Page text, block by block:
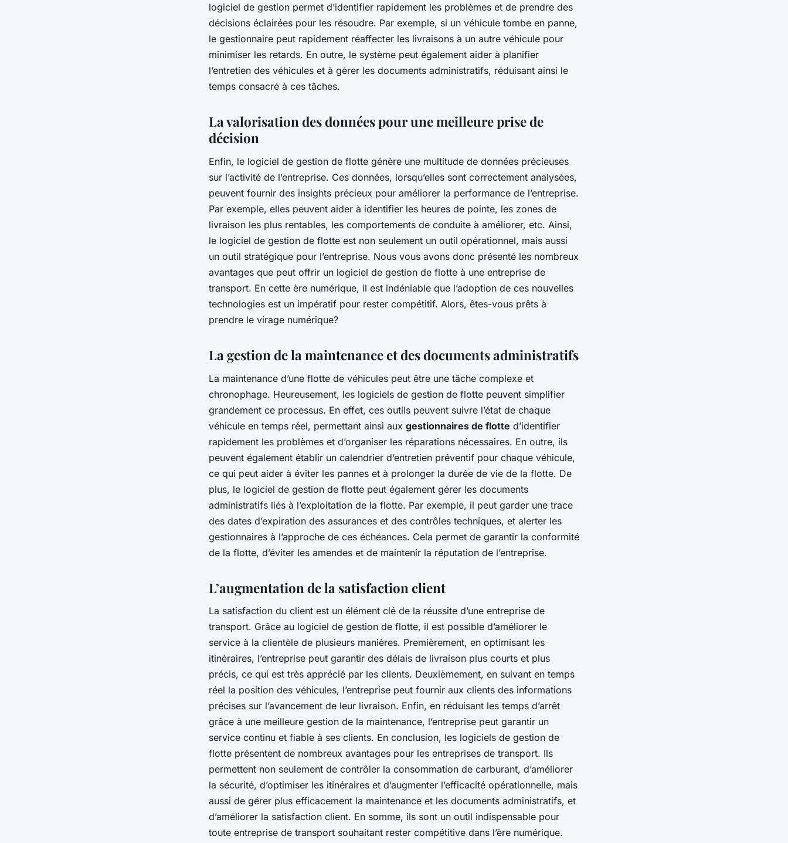
logiciel de gestion permet d’identifier rapidement les problèmes et de prendre des
décisions éclairées pour les résoudre. Par exemple, si un véhicule tombe en panne,
le gestionnaire peut rapidement réaffecter les livraisons à un autre véhicule pour
minimiser les retards. En outre, le système peut également aider à planifier
l’entretien des véhicules et à gérer les documents administratifs, réduisant ainsi le
temps consacré à ces tâches.
La valorisation des données pour une meilleure prise de
décision
Enfin, le logiciel de gestion de flotte génère une multitude de données précieuses
sur l’activité de l’entreprise. Ces données, lorsqu’elles sont correctement analysées,
peuvent fournir des insights précieux pour améliorer la performance de l’entreprise.
Par exemple, elles peuvent aider à identifier les heures de pointe, les zones de
livraison les plus rentables, les comportements de conduite à améliorer, etc. Ainsi,
le logiciel de gestion de flotte est non seulement un outil opérationnel, mais aussi
un outil stratégique pour l’entreprise. Nous vous avons donc présenté les nombreux
avantages que peut offrir un logiciel de gestion de flotte à une entreprise de
transport. En cette ère numérique, il est indéniable que l’adoption de ces nouvelles
technologies est un impératif pour rester compétitif. Alors, êtes-vous prêts à
prendre le virage numérique?
La gestion de la maintenance et des documents administratifs
La maintenance d’une flotte de véhicules peut être une tâche complexe et
chronophage. Heureusement, les logiciels de gestion de flotte peuvent simplifier
grandement ce processus. En effet, ces outils peuvent suivre l’état de chaque
véhicule en temps réel, permettant ainsi aux gestionnaires de flotte d’identifier
rapidement les problèmes et d’organiser les réparations nécessaires. En outre, ils
peuvent également établir un calendrier d’entretien préventif pour chaque véhicule,
ce qui peut aider à éviter les pannes et à prolonger la durée de vie de la flotte. De
plus, le logiciel de gestion de flotte peut également gérer les documents
administratifs liés à l’exploitation de la flotte. Par exemple, il peut garder une trace
des dates d’expiration des assurances et des contrôles techniques, et alerter les
gestionnaires à l’approche de ces échéances. Cela permet de garantir la conformité
de la flotte, d’éviter les amendes et de maintenir la réputation de l’entreprise.
L’augmentation de la satisfaction client
La satisfaction du client est un élément clé de la réussite d’une entreprise de
transport. Grâce au logiciel de gestion de flotte, il est possible d’améliorer le
service à la clientèle de plusieurs manières. Premièrement, en optimisant les
itinéraires, l’entreprise peut garantir des délais de livraison plus courts et plus
précis, ce qui est très apprécié par les clients. Deuxièmement, en suivant en temps
réel la position des véhicules, l’entreprise peut fournir aux clients des informations
précises sur l’avancement de leur livraison. Enfin, en réduisant les temps d’arrêt
grâce à une meilleure gestion de la maintenance, l’entreprise peut garantir un
service continu et fiable à ses clients. En conclusion, les logiciels de gestion de
flotte présentent de nombreux avantages pour les entreprises de transport. Ils
permettent non seulement de contrôler la consommation de carburant, d’améliorer
la sécurité, d’optimiser les itinéraires et d’augmenter l’efficacité opérationnelle, mais
aussi de gérer plus efficacement la maintenance et les documents administratifs, et
d’améliorer la satisfaction client. En somme, ils sont un outil indispensable pour
toute entreprise de transport souhaitant rester compétitive dans l’ère numérique.